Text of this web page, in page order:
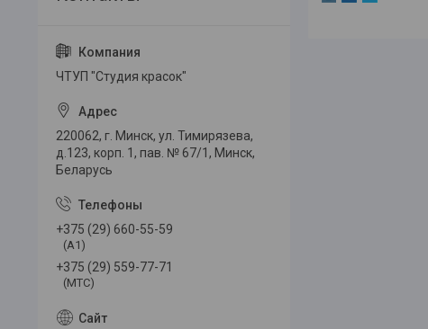
ЧТУП "Студия красок"
220062, г. Минск, ул. Тимирязева,
д.123, корп. 1, пав. № 67/1, Минск,
Беларусь
+375 (29) 660-55-59
(A1)
+375 (29) 559-77-71
(МТС)